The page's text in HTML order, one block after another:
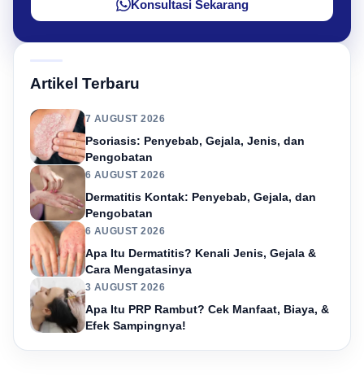
Konsultasi Sekarang
Artikel Terbaru
7 AUGUST 2026
Psoriasis: Penyebab, Gejala, Jenis, dan
Pengobatan
6 AUGUST 2026
Dermatitis Kontak: Penyebab, Gejala, dan
Pengobatan
6 AUGUST 2026
Apa Itu Dermatitis? Kenali Jenis, Gejala &
Cara Mengatasinya
3 AUGUST 2026
Apa Itu PRP Rambut? Cek Manfaat, Biaya, &
Efek Sampingnya!